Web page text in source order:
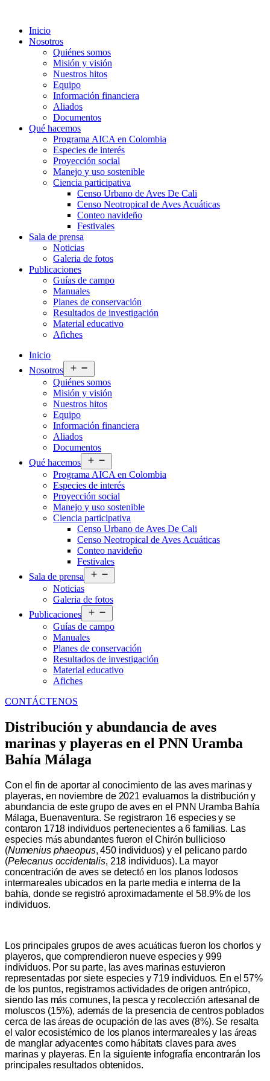
Inicio
Nosotros
Quiénes somos
Misión y visión
Nuestros hitos
Equipo
Información financiera
Aliados
Documentos
Qué hacemos
Programa AICA en Colombia
Especies de interés
Proyección social
Manejo y uso sostenible
Ciencia participativa
Censo Urbano de Aves De Cali
Censo Neotropical de Aves Acuáticas
Conteo navideño
Festivales
Sala de prensa
Noticias
Galeria de fotos
Publicaciones
Guías de campo
Manuales
Planes de conservación
Resultados de investigación
Material educativo
Afiches
Inicio
Nosotros
el
menú
Quiénes somos
Misión y visión
Nuestros hitos
Equipo
Información financiera
Aliados
Documentos
Qué hacemos
el
menú
Programa AICA en Colombia
Especies de interés
Proyección social
Manejo y uso sostenible
Ciencia participativa
Censo Urbano de Aves De Cali
Censo Neotropical de Aves Acuáticas
Conteo navideño
Festivales
Sala de prensa
el
Noticias
Galeria de fotos
Publicaciones
el
menú
Guías de campo
Manuales
Planes de conservación
Resultados de investigación
Material educativo
Afiches
CONTÁCTENOS
Distribución y abundancia de aves
marinas y playeras en el PNN Uramba
Bahía Málaga
Con el fin de aportar al conocimiento de las aves marinas y
playeras, en noviembre de 2021 evaluamos la distribución y
abundancia de este grupo de aves en el PNN Uramba Bahía
Má laga, Buenaventura. Se registraron 16 especies y se
contaron 1718 individuos pertenecientes a 6 familias. Las
especies más abundantes fueron el Chirón bullicioso
(Numenius phaeopus, 450 individuos) y el pelicano pardo
(Pelecanus occidentalis, 218 individuos). La mayor
concentración de aves se detectóen los planos lodosos
intermareales ubicados en la parte media e interna de la
bahía, donde se registróaproximadamente el 58.9% de los
individuos.
Los principales grupos de aves acuáticas fueron los chorlos y
playeros, que comprendieron nueve especies y 999
individuos. Por su parte, las aves marinas estuvieron
representadas por siete especies y 719 individuos. En el 57%
de los puntos, registramos actividades de origen antrópico,
siendo las más comunes, la pesca y recolección artesanal de
moluscos (15%), además de la presencia de centros poblados
cerca de lasáreas de ocupación de las aves (8%). Se resalta
el valor ecosistémico de los planos intermareales y las áreas
de manglar adyacentes como hábitats claves para aves
marinas y playeras. En la siguiente infografía encontrarán los
principales resultados obtenidos.